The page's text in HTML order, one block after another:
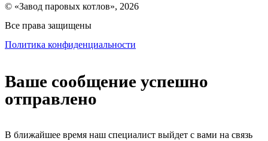
© «Завод паровых котлов», 2026
Все права защищены
Политика конфиденциальности
Ваше сообщение успешно
отправлено
В ближайшее время наш специалист выйдет с вами на связь